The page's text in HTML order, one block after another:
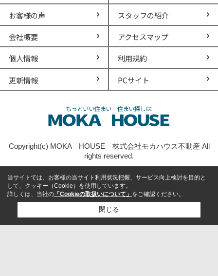
お客様の声 スタッフの紹介
会社概要 アクセスマップ
個人情報 利用規約
更新情報 PCサイト
Copyright(c) MOKA HOUSE 株式会社モカハウス不動産 All
rights reserved.
当サイトでは、お客様の当サイト利用状況把握、サービス向上検討を目的と
して、クッキー（Cookie）を使用しています。
詳しくは、当社の 「Cookieの取扱いについて」 をご確認ください。
閉じる